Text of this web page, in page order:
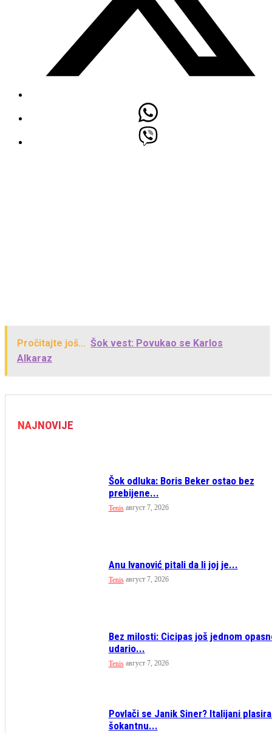
Pročitajte još... Šok vest: Povukao se Karlos
Alkaraz
NAJNOVIJE
Šok odluka: Boris Beker ostao bez
prebijene...
Tenis август 7, 2026
Anu Ivanović pitali da li joj je...
Tenis август 7, 2026
Bez milosti: Cicipas još jednom
udario...
Tenis август 7, 2026
Povlači se Janik Siner? Italijani
šokantnu...